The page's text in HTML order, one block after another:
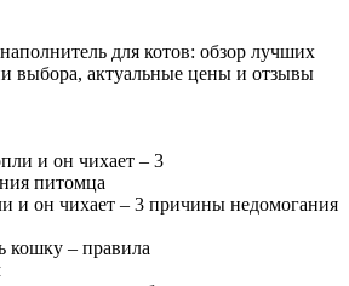
для котов: обзор лучших
выбора, актуальные цены и отзывы
и он чихает – 3 причины недомогания